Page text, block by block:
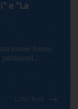
Inventing
si presenta
an...
CONTINUA